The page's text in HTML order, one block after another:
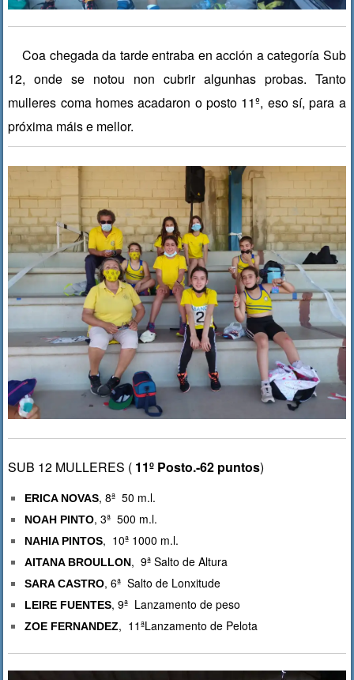
Coa chegada da tarde entraba en acción a categoría Sub
12, onde se notou non cubrir algunhas probas. Tanto
mulleres coma homes acadaron o posto 11º, eso sí, para a
próxima máis e mellor.
SUB 12 MULLERES ( 11º Posto.-62 puntos)
ERICA NOVAS, 8ª 50 m.l.
NOAH PINTO, 3ª 500 m.l.
NAHIA PINTOS, 10ª 1000 m.l.
AITANA BROULLON, 9ª Salto de Altura
SARA CASTRO, 6ª Salto de Lonxitude
LEIRE FUENTES, 9ª Lanzamento de peso
ZOE FERNANDEZ, 11ªLanzamento de Pelota